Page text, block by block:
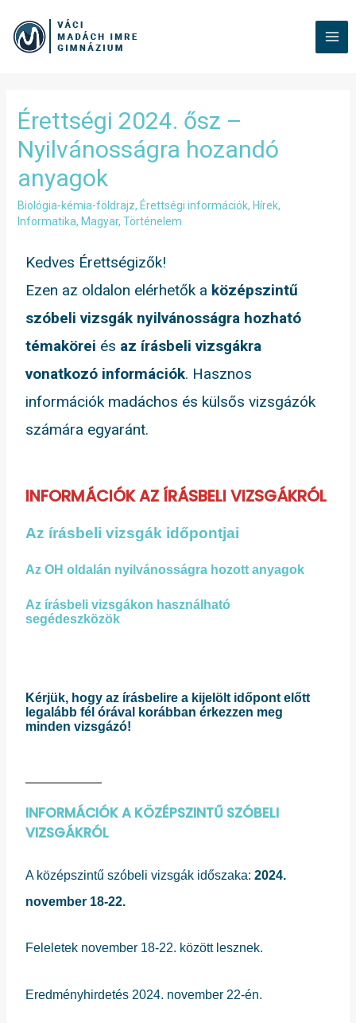
Érettségi 2024. ősz –
Nyilvánosságra hozandó
anyagok
Biológia-kémia-földrajz, Érettségi információk, Hírek,
Informatika, Magyar, Történelem
Kedves Érettségizők!
Ezen az oldalon elérhetők a középszintű
szóbeli vizsgák nyilvánosságra hozható
témakörei és az írásbeli vizsgákra
vonatkozó információk. Hasznos
információk madáchos és külsős vizsgázók
számára egyaránt.
INFORMÁCIÓK AZ ÍRÁSBELI VIZSGÁKRÓL
Az írásbeli vizsgák időpontjai
Az OH oldalán nyilvánosságra hozott anyagok
Az írásbeli vizsgákon használható
segédeszközök
Kérjük, hogy az írásbelire a kijelölt időpont előtt
legalább fél órával korábban érkezzen meg
minden vizsgázó!
INFORMÁCIÓK A KÖZÉPSZINTŰ SZÓBELI
VIZSGÁKRÓL
A középszintű szóbeli vizsgák időszaka: 2024.
november 18-22.
Feleletek november 18-22. között lesznek.
Eredményhirdetés 2024. november 22-én.